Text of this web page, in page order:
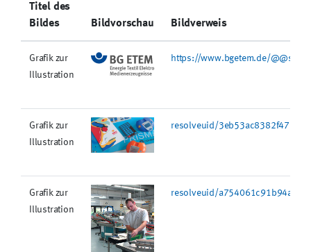
Titel des
Bildes
Bildvorschau Bildverweis
Grafik zur
Illustration
https://www.bgetem.de/@@site-
Grafik zur
Illustration
resolveuid/
Grafik zur
Illustration
resolveuid/